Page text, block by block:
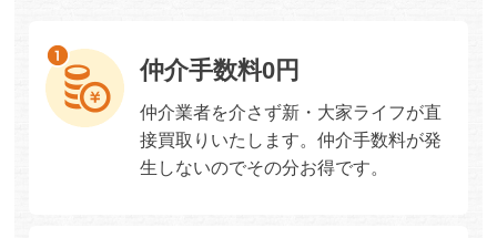
仲介手数料0円
仲介業者を介さず新・大家ライフが直
接買取りいたします。仲介手数料が発
生しないのでその分お得です。